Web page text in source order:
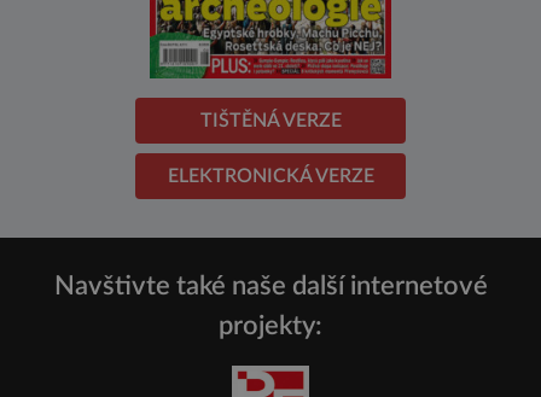
TIŠTĚNÁ VERZE
ELEKTRONICKÁ VERZE
Navštivte také naše další internetové
projekty: